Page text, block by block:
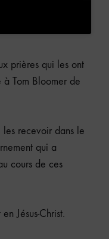
prières qui les ont
à Tom Bloomer de
recevoir dans le
qui a
cours de ces
Jésus-Christ.